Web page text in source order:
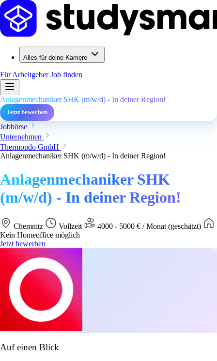
Alles für deine Karriere
Für ArbeitgeberJob finden
Anlagenmechaniker SHK (m/w/d) - In deiner Region!
Jetzt bewerben
Jobbörse
Unternehmen
Thermondo GmbH
Anlagenmechaniker SHK (m/w/d) - In deiner Region!
Anlagenmechaniker SHK
(m/w/d) - In deiner Region!
Chemnitz Vollzeit
4000 - 5000 € / Monat (geschätzt)
Kein Homeoffice möglich
Jetzt bewerben
Auf einen Blick